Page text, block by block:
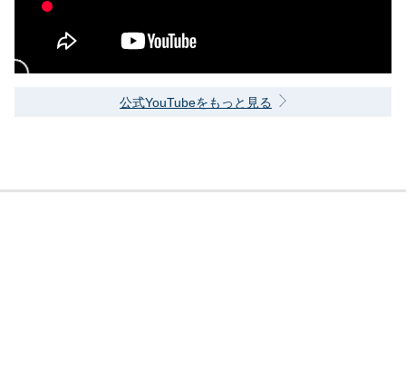
公式YouTubeをもっと見る